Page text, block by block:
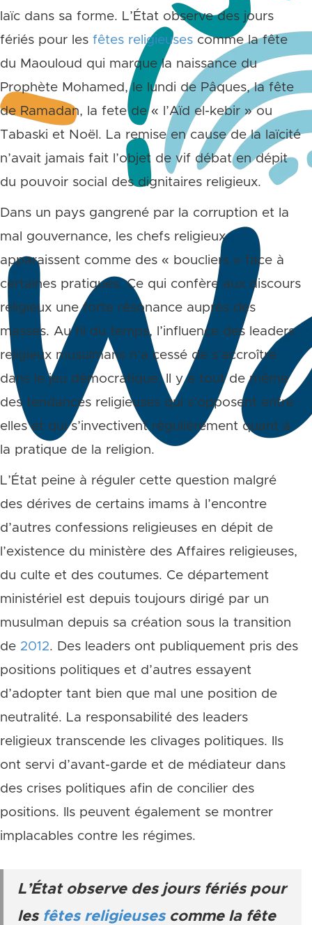
laïc dans sa forme. L’État observe des jours
fériés pour les fêtes religieuses comme la fête
du Maouloud qui marque la naissance du
Prophète Mohamed, le lundi de Pâques, la fête
de Ramadan, la fete de « l’Aïd el-kebir » ou
Tabaski et Noël. La remise en cause de la laïcité
n’avait jamais fait l’objet de vif débat en dépit
du pouvoir social des dignitaires religieux.
Dans un pays gangrené par la corruption et la
mal gouvernance, les chefs religieux
apparaissent comme des « boucliers » face à
certaines pratiques. Ce qui confère aux discours
religieux une forte résonance auprès des
masses. Au fil du temps, l’influence des leaders
religieux musulmans n’a cessé de s’accroître
dans le jeu démocratique. Il y a tout de même
des tendances religieuses qui s’opposent entre
elles et qui s’invectivent régulièrement quant à
la pratique de la religion.
L’État peine à réguler cette question malgré
des dérives de certains imams à l’encontre
d’autres confessions religieuses en dépit de
l’existence du ministère des Affaires religieuses,
du culte et des coutumes. Ce département
ministériel est depuis toujours dirigé par un
musulman depuis sa création sous la transition
de 2012. Des leaders ont publiquement pris des
positions politiques et d’autres essayent
d’adopter tant bien que mal une position de
neutralité. La responsabilité des leaders
religieux transcende les clivages politiques. Ils
ont servi d’avant-garde et de médiateur dans
des crises politiques afin de concilier des
positions. Ils peuvent également se montrer
implacables contre les régimes.
L’État observe des jours fériés pour
les fêtes religieusescomme la fête